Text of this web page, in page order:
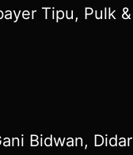
Tipu, Pulk &
Bidwan, Didar